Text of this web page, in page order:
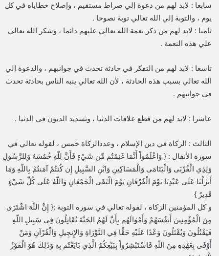
سابعا : لابد لهم من دعوة إلي صراط مستقيم ، وإصلاح خطاياه في كل
يوم ، والتوبة إلي الله تعالي توبة نصوحا .
ثامنا : لابد لهم من ذكر نعمة الله تعالي عليهم دائما ، وشكر الله تعالي
علي هذه النعمة .
تاسعا : لابد لهم من التفكر في حادثة تحدث في جوانبهم ، والدعوة إلي
الله تعالي بسبب هذه الحادثة ، لأن الله تعالي ينبه الناس بحادثة تحدث
في جوانبهم .
عاشرا : لابد لهم من قطع علاقات الدنيا ، وتسديد الديون في الدنيا .
الثالث : الزكاة في دين الإسلام ، وعددالزكاة خمس ، لقوله تعالي في
سورة الأنفال : { وَاعْلَمُواْ أَنَّمَا غَنِمْتُم مِّن شَيْءٍ فَأَنَّ لِلّهِ خُمُسَهُ وَلِلرَّسُولِ
وَلِذِي الْقُرْبَى وَالْيَتَامَى وَالْمَسَاكِينِ وَابْنِ السَّبِيلِ إِن كُنتُمْ آمَنتُمْ بِاللّهِ وَمَا
أَنزَلْنَا عَلَى عَبْدِنَا يَوْمَ الْفُرْقَانِ يَوْمَ الْتَقَى الْجَمْعَانِ وَاللّهُ عَلَى كُلِّ شَيْءٍ
قَدِيرٌ }
و كل المؤمنين الزكاة ، لقوله تعالي في سورة التوبة :{ إِنَّ اللّهَ اشْتَرَى
مِنَ الْمُؤْمِنِينَ أَنفُسَهُمْ وَأَمْوَالَهُم بِأَنَّ لَهُمُ الجَنَّةَ يُقَاتِلُونَ فِي سَبِيلِ اللّهِ
فَيَقْتُلُونَ وَيُقْتَلُونَ وَعْدًا عَلَيْهِ حَقًّا فِي التَّوْرَاةِ وَالإِنجِيلِ وَالْقُرْآنِ وَمَنْ
أَوْفَى بِعَهْدِهِ مِنَ اللّهِ فَاسْتَبْشِرُواْ بِبَيْعِكُمُ الَّذِي بَايَعْتُم بِهِ وَذَلِكَ هُوَ الْفَوْزُ